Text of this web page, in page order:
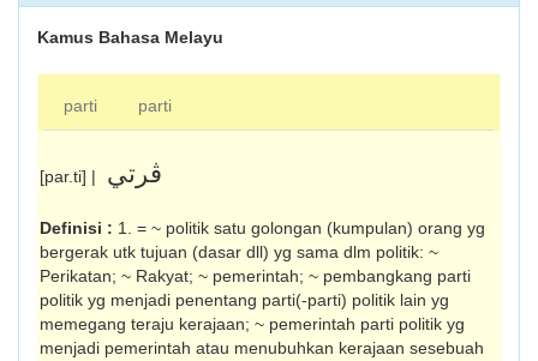
Kamus Bahasa Melayu
parti parti
[par.ti] | ڤرتي
Definisi : 1. = ~ politik satu golongan (kumpulan) orang yg
bergerak utk tujuan (dasar dll) yg sama dlm politik: ~
Perikatan; ~ Rakyat; ~ pemerintah; ~ pembangkang parti
politik yg menjadi penentang parti(-parti) politik lain yg
memegang teraju kerajaan; ~ pemerintah parti politik yg
menjadi pemerintah atau menubuhkan kerajaan sesebuah